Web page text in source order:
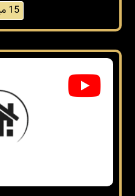
ویلا همکف
15 میلیارد